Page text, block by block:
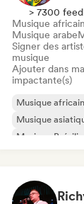
> 7300
Musique
Musique arabe
Signer des
musique
Ajouter dans
impactante(s)
Musique
Musique
Musique